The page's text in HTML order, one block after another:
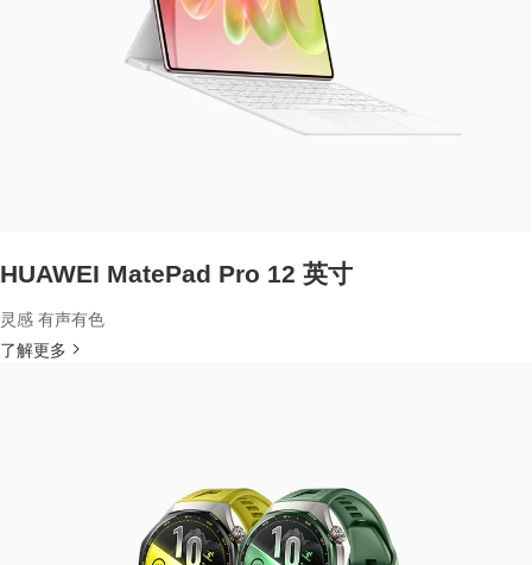
HUAWEI MatePad Pro 12 英寸
灵感 有声有色
了解更多